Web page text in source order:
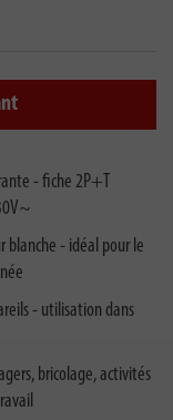
- fiche 2P+T
blanche - idéal pour le
- utilisation dans
bricolage, activités